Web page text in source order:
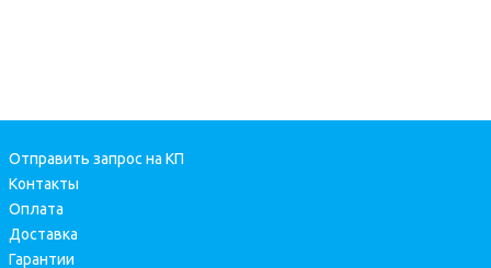
Отправить запрос на КП
Контакты
Оплата
Доставка
Гарантии